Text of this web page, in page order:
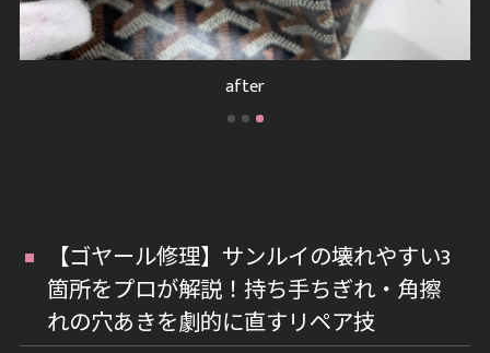
after
【ゴヤール修理】サンルイの壊れやすい3
箇所をプロが解説！持ち手ちぎれ・角擦
れの穴あきを劇的に直すリペア技